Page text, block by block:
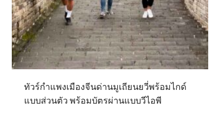
ทัวร์กำแพงเมืองจีนด่านมูเถียนยวี่พร้อมไกด์
แบบส่วนตัว พร้อมบัตรผ่านแบบวีไอพี